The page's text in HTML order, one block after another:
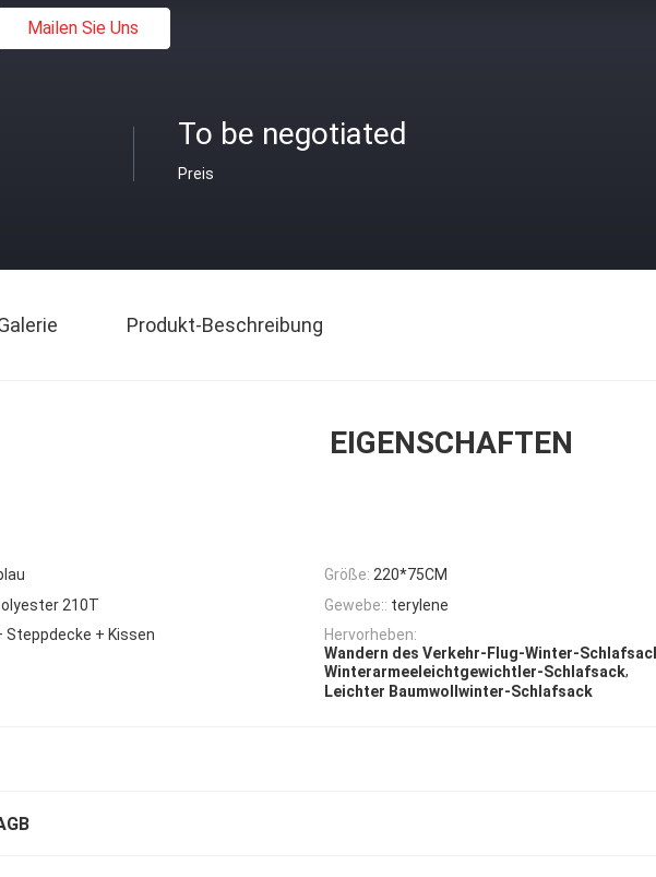
Mailen Sie Uns
To be negotiated
Preis
Produkt-Beschreibung
EIGENSCHAFTEN
Größe: 220*75CM
210T Gewebe:: terylene
Steppdecke + Kissen
Hervorheben:
Wandern des Verkehr-Flug-Winter-
Winterarmeeleichtgewichtler-Schlafsack,
Leichter Baumwollwinter-Schlafsack